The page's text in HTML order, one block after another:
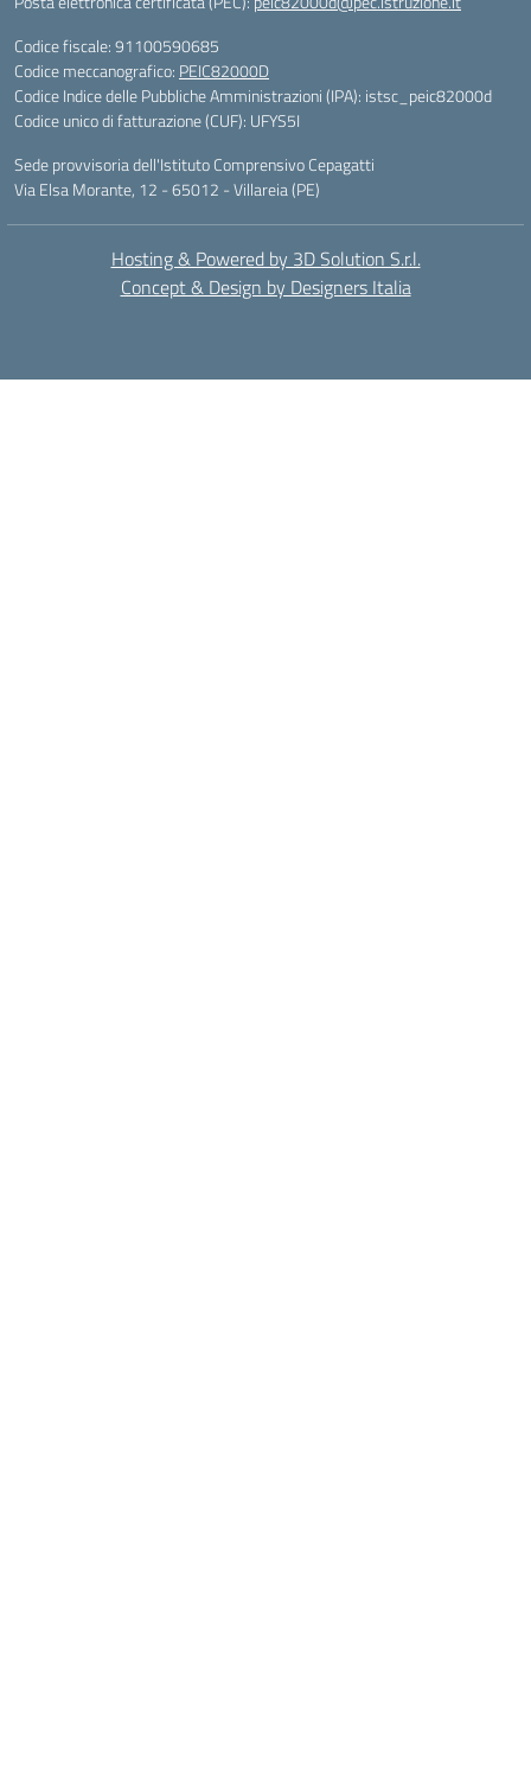
Codice fiscale: 91100590685
Codice meccanografico: PEIC82000D
Codice Indice delle Pubbliche Amministrazioni (IPA): istsc_peic82000d
Codice unico di fatturazione (CUF): UFYS5I
Sede provvisoria dell'Istituto Comprensivo Cepagatti
Via Elsa Morante, 12 - 65012 - Villareia (PE)
Hosting & Powered by 3D Solution S.r.l.
Concept & Design by Designers Italia